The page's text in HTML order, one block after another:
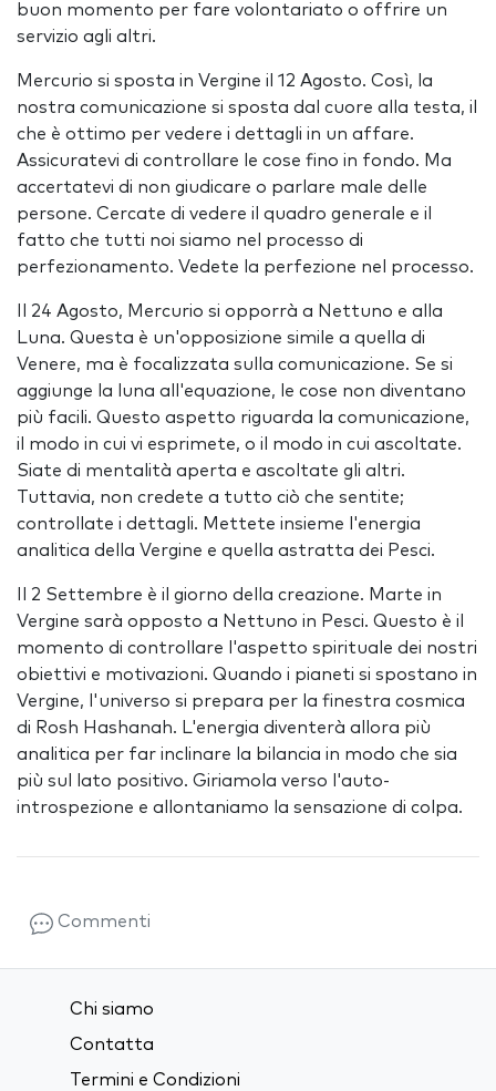
buon momento per fare volontariato o offrire un
servizio agli altri.
Mercurio si sposta in Vergine il 12 Agosto. Così, la
nostra comunicazione si sposta dal cuore alla testa, il
che è ottimo per vedere i dettagli in un affare.
Assicuratevi di controllare le cose fino in fondo. Ma
accertatevi di non giudicare o parlare male delle
persone. Cercate di vedere il quadro generale e il
fatto che tutti noi siamo nel processo di
perfezionamento. Vedete la perfezione nel processo.
Il 24 Agosto, Mercurio si opporrà a Nettuno e alla
Luna. Questa è un'opposizione simile a quella di
Venere, ma è focalizzata sulla comunicazione. Se si
aggiunge la luna all'equazione, le cose non diventano
più facili. Questo aspetto riguarda la comunicazione,
il modo in cui vi esprimete, o il modo in cui ascoltate.
Siate di mentalità aperta e ascoltate gli altri.
Tuttavia, non credete a tutto ciò che sentite;
controllate i dettagli. Mettete insieme l'energia
analitica della Vergine e quella astratta dei Pesci.
Il 2 Settembre è il giorno della creazione. Marte in
Vergine sarà opposto a Nettuno in Pesci. Questo è il
momento di controllare l'aspetto spirituale dei nostri
obiettivi e motivazioni. Quando i pianeti si spostano in
Vergine, l'universo si prepara per la finestra cosmica
di Rosh Hashanah. L'energia diventerà allora più
analitica per far inclinare la bilancia in modo che sia
più sul lato positivo. Giriamola verso l'auto-
introspezione e allontaniamo la sensazione di colpa.
Commenti
Chi siamo
Contatta
Termini e Condizioni